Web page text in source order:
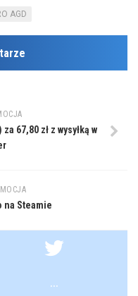
AGD
67,80 zł z wysyłką w
na Steamie
...